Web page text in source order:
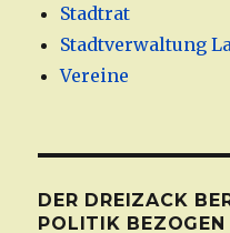
Stadtrat
Stadtverwaltung
Vereine
DER DREIZACK
POLITIK BEZOGEN